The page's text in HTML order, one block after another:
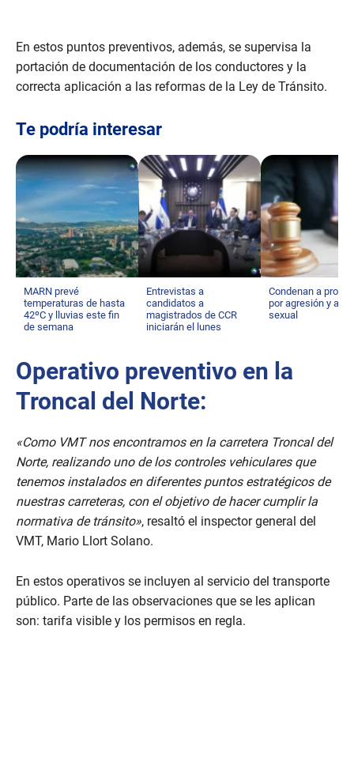
En estos puntos preventivos, además, se supervisa la
portación de documentación de los conductores y la
correcta aplicación a las reformas de la Ley de Tránsito.
Te podría interesar
MARN prevé
temperaturas de hasta
42ºC y lluvias este fin
de semana
Entrevistas a
candidatos a
magistrados de CCR
iniciarán el lunes
Condenan a
por agresión y
sexual
Operativo preventivo en la
Troncal del Norte:
«Como VMT nos encontramos en la carretera Troncal del
Norte, realizando uno de los controles vehiculares que
tenemos instalados en diferentes puntos estratégicos de
nuestras carreteras, con el objetivo de hacer cumplir la
normativa de tránsito», resaltó el inspector general del
VMT, Mario Llort Solano.
En estos operativos se incluyen al servicio del transporte
público. Parte de las observaciones que se les aplican
son: tarifa visible y los permisos en regla.